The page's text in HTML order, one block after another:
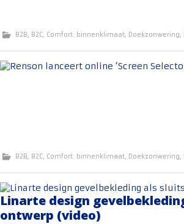
B2B, B2C, Comfort. binnenklimaat, Doekzonwering,
B2B, B2C, Comfort. binnenklimaat, Doekzonwering,
Linarte design
ontwerp (video)